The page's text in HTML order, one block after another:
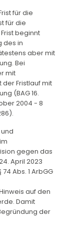
für die
für die
beginnt
des in
aber mit
Bei
mit
Fristlauf mit
(BAG 16.
2004 - 8
gegen das
April 2023
Abs. 1 ArbGG
auf den
Damit
der